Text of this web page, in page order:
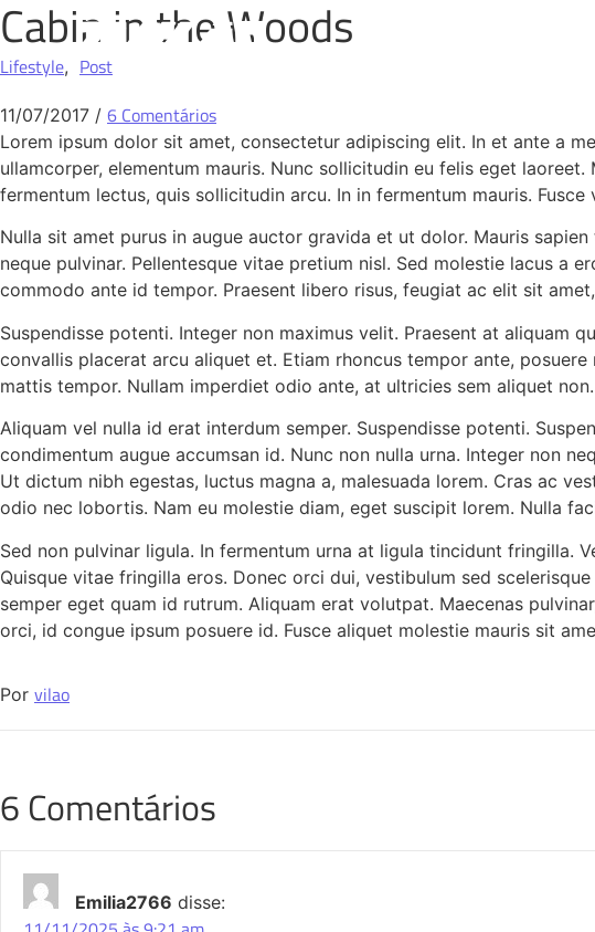
Cabin in the Woods
Lifestyle, Post
11/07/2017 / 6 Comentários
Lorem ipsum dolor sit amet, consectetur adipiscing elit. In et ante a
ullamcorper, elementum mauris. Nunc sollicitudin eu felis eget
fermentum lectus, quis sollicitudin arcu. In in fermentum mauris.
Nulla sit amet purus in augue auctor gravida et ut dolor. Mauris
neque pulvinar. Pellentesque vitae pretium nisl. Sed molestie lacus a
commodo ante id tempor. Praesent libero risus, feugiat ac elit sit
Suspendisse potenti. Integer non maximus velit. Praesent at aliquam
convallis placerat arcu aliquet et. Etiam rhoncus tempor ante,
mattis tempor. Nullam imperdiet odio ante, at ultricies sem aliquet
Aliquam vel nulla id erat interdum semper. Suspendisse potenti.
condimentum augue accumsan id. Nunc non nulla urna. Integer non
Ut dictum nibh egestas, luctus magna a, malesuada lorem. Cras ac
odio nec lobortis. Nam eu molestie diam, eget suscipit lorem. Nulla
Sed non pulvinar ligula. In fermentum urna at ligula tincidunt fringilla.
Quisque vitae fringilla eros. Donec orci dui, vestibulum sed
semper eget quam id rutrum. Aliquam erat volutpat. Maecenas
orci, id congue ipsum posuere id. Fusce aliquet molestie mauris sit
Por vilao
6 Comentários
Emilia2766 disse: